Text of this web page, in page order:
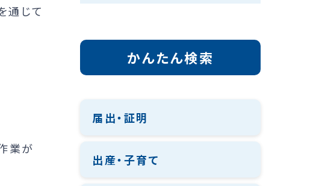
通じて
業が
かんたん検索
届出・証明
出産・子育て